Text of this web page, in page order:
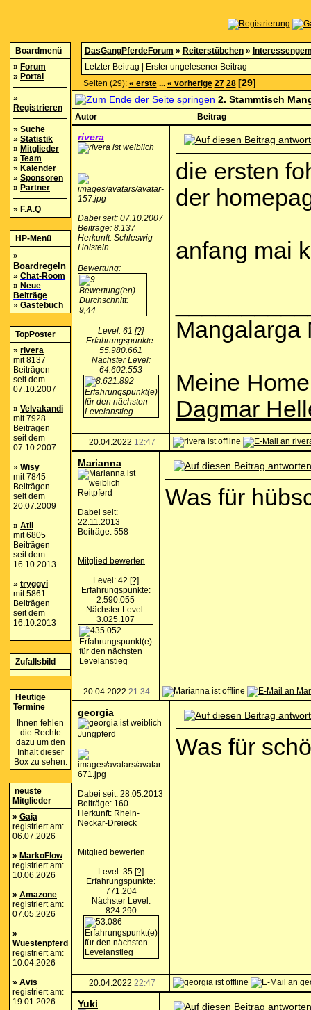
Boardmenü
» Forum
» Portal
»
Registrieren
» Suche
» Statistik
» Mitglieder
» Team
» Kalender
» Sponsoren
» Partner
» F.A.Q
HP-Menü
»
Boardregeln
» Chat-Room
» Neue
Beiträge
» Gästebuch
TopPoster
» rivera
mit 8137
Beiträgen
seit dem
07.10.2007
» Velvakandi
mit 7928
Beiträgen
seit dem
07.10.2007
» Wisy
mit 7845
Beiträgen
seit dem
20.07.2009
» Atli
mit 6805
Beiträgen
seit dem
16.10.2013
» tryggvi
mit 5861
Beiträgen
seit dem
16.10.2013
Zufallsbild
Heutige
Termine
Ihnen fehlen
die Rechte
dazu um den
Inhalt dieser
Box zu sehen.
neuste
Mitglieder
» Gaja
registriert am:
06.07.2026
» MarkoFlow
registriert am:
10.06.2026
» Amazone
registriert am:
07.05.2026
»
Wuestenpferd
registriert am:
10.04.2026
» Avis
registriert am:
19.01.2026
DasGangPferdeForum » Reiterstübchen»
Letzter Beitrag
Erster ungelesener Beitrag
Seiten (29): « erste... « vorherige 27 28 [29]
2. Stammtisch
Autor Beitrag
rivera
Dabei seit: 07.10.2007
Beiträge: 8.137
Herkunft: Schleswig-
Holstein
Bewertung:
Level: 61 [?]
Erfahrungspunkte:
55.980.661
Nächster Level:
64.602.553
die ersten
der
anfang mai
Mangalarga
Meine
Dagmar
20.04.2022 12:47
Marianna
Reitpferd
Dabei seit:
22.11.2013
Beiträge: 558
Mitglied bewerten
Level: 42 [?]
Erfahrungspunkte:
2.590.055
Nächster Level:
3.025.107
Was für
20.04.2022 21:34
georgia
Jungpferd
Dabei seit: 28.05.2013
Beiträge: 160
Herkunft: Rhein-
Neckar-Dreieck
Mitglied bewerten
Level: 35 [?]
Erfahrungspunkte:
771.204
Nächster Level:
824.290
Was für
20.04.2022 22:47
Yuki